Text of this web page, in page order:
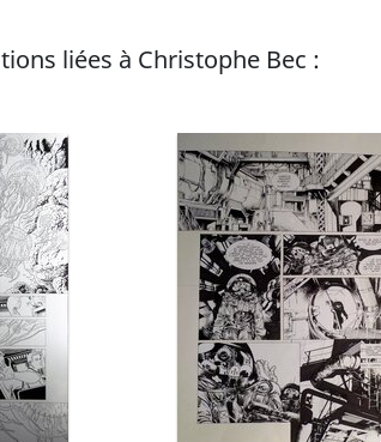
liées à Christophe Bec :